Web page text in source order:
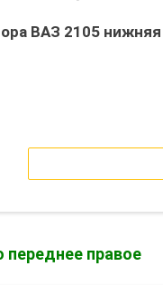
ВАЗ 2105
переднее правое